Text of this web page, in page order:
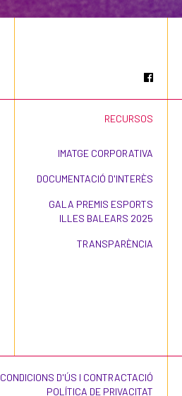
RECURSOS
IMATGE CORPORATIVA
DOCUMENTACIÓ D'INTERÈS
GALA PREMIS ESPORTS
ILLES BALEARS 2025
TRANSPARÈNCIA
CONDICIONS D'ÚS I CONTRACTACIÓ
POLÍTICA DE PRIVACITAT